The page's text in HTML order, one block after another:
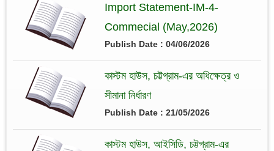
Import Statement-IM-4-
Commecial (May,2026)
Publish Date : 04/06/2026
কাস্টম হাউস, চট্টগ্রাম-এর অধিক্ষেত্র ও
সীমানা নির্ধারণ
Publish Date : 21/05/2026
কাস্টম হাউস, আইসিডি, চট্টগ্রাম-এর